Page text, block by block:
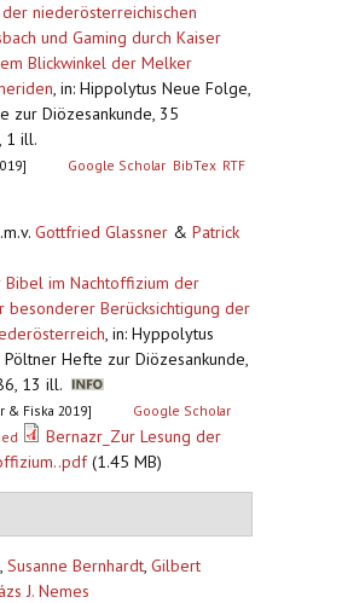
niederösterreichischen
und Gaming durch Kaiser
Blickwinkel der Melker
, in: Hippolytus Neue Folge,
zur Diözesankunde, 35
1 ill.
Google Scholar BibTex RTF
Gottfried Glassner & Patrick
Bibel im Nachtoffizium der
besonderer Berücksichtigung der
, in: Hyppolytus
Pöltner Hefte zur Diözesankunde,
13 ill.
& Fiska 2019]
Google Scholar
Bernazr_Zur Lesung der
(1.45 MB)
, Susanne Bernhardt, Gilbert
J. Nemes